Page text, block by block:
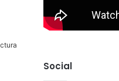
Social